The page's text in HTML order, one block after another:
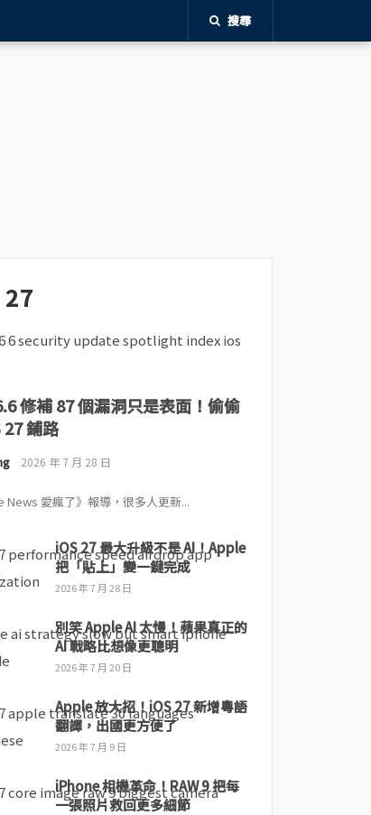
搜尋
修補 87 個漏洞只是表面！偷偷
27 鋪路
2026 年 7 月 28 日
News 愛瘋了》報導，很多人更新...
iOS 27 最大升級不是 AI！Apple
把「貼上」變一鍵完成
2026 年 7 月 28 日
別笑 Apple AI 太慢！蘋果真正的
AI 戰略比想像更聰明
2026 年 7 月 20 日
Apple 放大招！iOS 27 新增粵語
翻譯，出國更方便了
2026 年 7 月 9 日
iPhone 相機革命！RAW 9 把每
一張照片救回更多細節